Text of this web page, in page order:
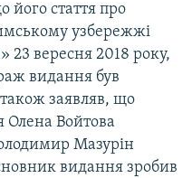
його стаття про
узбережжі
23 вересня 2018 року,
видання був
заявляв, що
Олена Войтова
Мазурін
видання зробив